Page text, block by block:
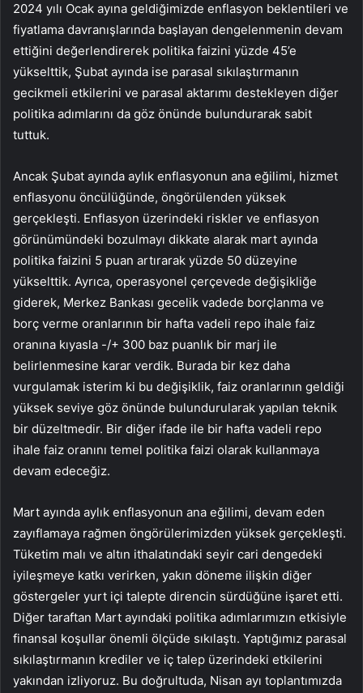
2024 yılı Ocak ayına geldiğimizde enflasyon beklentileri ve
fiyatlama davranışlarında başlayan dengelenmenin devam
ettiğini değerlendirerek politika faizini yüzde 45’e
yükselttik, Şubat ayında ise parasal sıkılaştırmanın
gecikmeli etkilerini ve parasal aktarımı destekleyen diğer
politika adımlarını da göz önünde bulundurarak sabit
tuttuk.
Ancak Şubat ayında aylık enflasyonun ana eğilimi, hizmet
enflasyonu öncülüğünde, öngörülenden yüksek
gerçekleşti. Enflasyon üzerindeki riskler ve enflasyon
görünümündeki bozulmayı dikkate alarak mart ayında
politika faizini 5 puan artırarak yüzde 50 düzeyine
yükselttik. Ayrıca, operasyonel çerçevede değişikliğe
giderek, Merkez Bankası gecelik vadede borçlanma ve
borç verme oranlarının bir hafta vadeli repo ihale faiz
oranına kıyasla -/+ 300 baz puanlık bir marj ile
belirlenmesine karar verdik. Burada bir kez daha
vurgulamak isterim ki bu değişiklik, faiz oranlarının geldiği
yüksek seviye göz önünde bulundurularak yapılan teknik
bir düzeltmedir. Bir diğer ifade ile bir hafta vadeli repo
ihale faiz oranını temel politika faizi olarak kullanmaya
devam edeceğiz.
Mart ayında aylık enflasyonun ana eğilimi, devam eden
zayıflamaya rağmen öngörülerimizden yüksek gerçekleşti.
Tüketim malı ve altın ithalatındaki seyir cari dengedeki
iyileşmeye katkı verirken, yakın döneme ilişkin diğer
göstergeler yurt içi talepte direncin sürdüğüne işaret etti.
Diğer taraftan Mart ayındaki politika adımlarımızın etkisiyle
finansal koşullar önemli ölçüde sıkılaştı. Yaptığımız parasal
sıkılaştırmanın krediler ve iç talep üzerindeki etkilerini
yakından izliyoruz. Bu doğrultuda, Nisan ayı toplantımızda